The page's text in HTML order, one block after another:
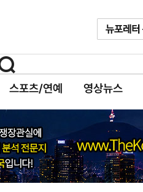
스포츠/연예 영상뉴스